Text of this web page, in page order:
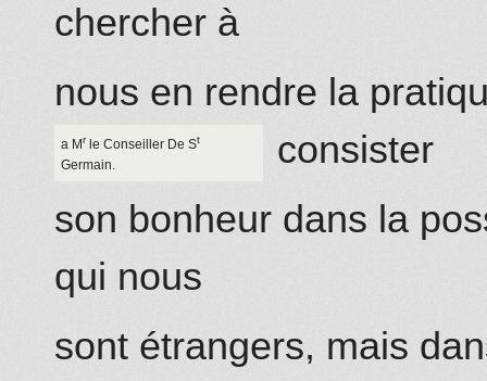
chercher à
nous en rendre la
consister
a Mr le Conseiller De St
Germain.
son bonheur dans la
qui nous
sont étrangers, mais